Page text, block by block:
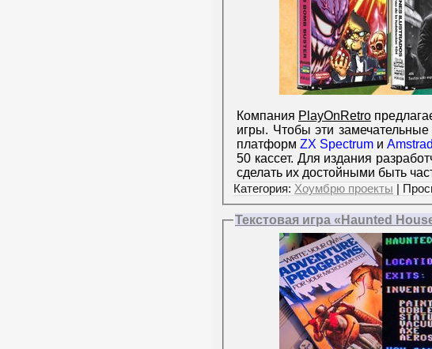
Компания PlayOnRetro
игры. Чтобы эти
платформ ZX Spectrum и
50 кассет. Для издания
сделать их достойными быть
Категория: Хоумбрю проекты |
Текстовая игра «Haunted